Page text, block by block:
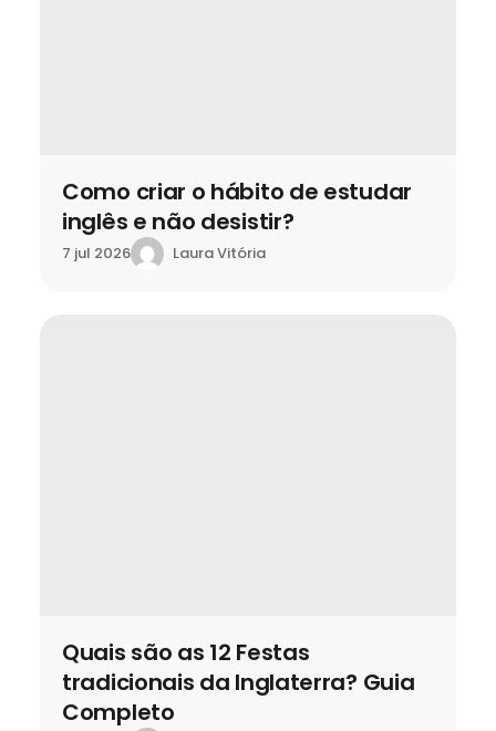
Como criar o hábito de estudar
inglês e não desistir?
7 jul 2026 Laura Vitória
Quais são as 12 Festas
tradicionais da Inglaterra? Guia
Completo